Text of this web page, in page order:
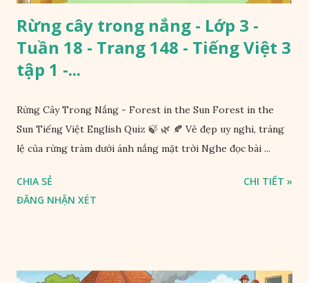
Rừng cây trong nắng - Lớp 3 -
Tuần 18 - Trang 148 - Tiếng Việt 3
tập 1 -...
Rừng Cây Trong Nắng - Forest in the Sun Forest in the
Sun Tiếng Việt English Quiz 🍃 🌿 🍂 Vẻ đẹp uy nghi, tráng
lệ của rừng tràm dưới ánh nắng mặt trời Nghe đọc bài ...
CHIA SẺ
ĐĂNG NHẬN XÉT
CHI TIẾT »